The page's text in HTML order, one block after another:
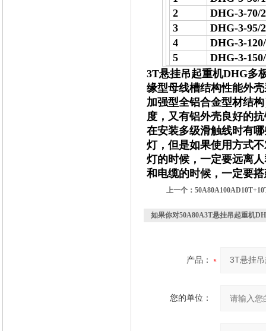
2
DHG-3-70/
3
DHG-3-95/
4
DHG-3-
5
DHG-3-
3T悬挂吊起重机DHG多
缘型母线槽结构性能外
加强型全铝合金型材结
度，又有铝外壳良好的
在安装多级滑触线时有
灯，但是如果使用方式
灯的时候，一定要远离
和电缆的时候，一定要
上一个：
如果你对50A80A3T悬挂吊起重机
产品：
您的单位：